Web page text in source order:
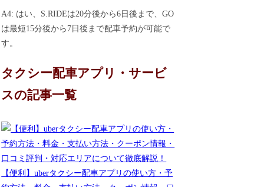
A4: はい、S.RIDEは20分後から6日後まで、GO
は最短15分後から7日後まで配車予約が可能で
す。
タクシー配車アプリ・サービ
スの記事一覧
【便利】uberタクシー配車アプリの使い方・予